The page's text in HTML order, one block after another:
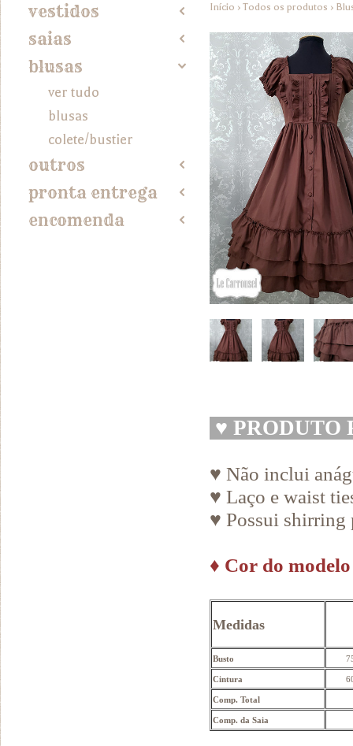
vestidos 2
saias 2
blusas 4
ver tudo
blusas
colete/bustier
outros 2
pronta entrega 2
encomenda 2
Início › Todos os produtos ›
♥ PRODUTO
♥ Não inclui
♥ Laço e waist
♥ Possui shirring
♦ Cor do
Medidas
Busto
Cintura
Comp. Total
Comp. da Saia